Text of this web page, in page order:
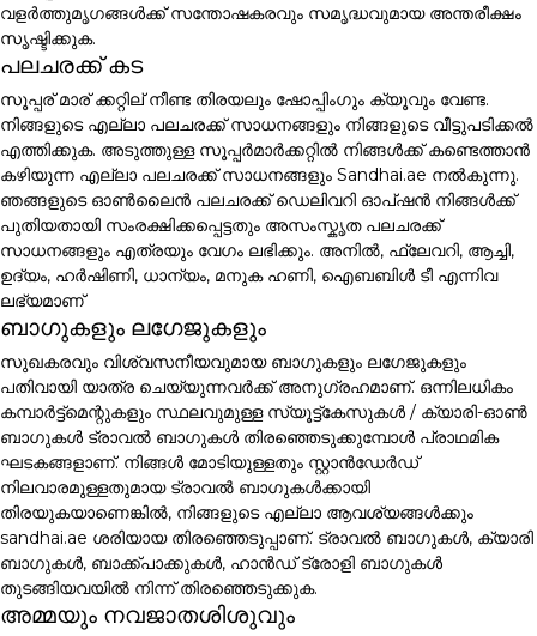
വളർത്തുമൃഗങ്ങൾക്ക് സന്തോഷകരവും സമൃദ്ധവുമായ അന്തരീക്ഷം
സൃഷ്ടിക്കുക.
പലചരക്ക് കട
സൂപ്പര് മാര് ക്കറ്റില് നീണ്ട തിരയലും ഷോപ്പിംഗും ക്യൂവും വേണ്ട.
നിങ്ങളുടെ എല്ലാ പലചരക്ക് സാധനങ്ങളും നിങ്ങളുടെ വീട്ടുപടിക്കൽ
എത്തിക്കുക. അടുത്തുള്ള സൂപ്പർമാർക്കറ്റിൽ നിങ്ങൾക്ക് കണ്ടെത്താൻ
കഴിയുന്ന എല്ലാ പലചരക്ക് സാധനങ്ങളും Sandhai.ae നൽകുന്നു.
ഞങ്ങളുടെ ഓൺലൈൻ പലചരക്ക് ഡെലിവറി ഓപ്ഷൻ നിങ്ങൾക്ക്
പുതിയതായി സംരക്ഷിക്കപ്പെട്ടതും അസംസ്കൃത പലചരക്ക്
സാധനങ്ങളും എത്രയും വേഗം ലഭിക്കും. അനിൽ, ഫ്ലേവറി, ആച്ചി,
ഉദ്യം, ഹർഷിണി, ധാന്യം, മനുക ഹണി, ഐബബിൾ ടീ എന്നിവ
ലഭ്യമാണ്
ബാഗുകളും ലഗേജുകളും
സുഖകരവും വിശ്വസനീയവുമായ ബാഗുകളും ലഗേജുകളും
പതിവായി യാത്ര ചെയ്യുന്നവർക്ക് അനുഗ്രഹമാണ്. ഒന്നിലധികം
കമ്പാർട്ട്മെന്റുകളും സ്ഥലവുമുള്ള സ്യൂട്ട്കേസുകൾ / ക്യാരി-ഓൺ
ബാഗുകൾ ട്രാവൽ ബാഗുകൾ തിരഞ്ഞെടുക്കുമ്പോൾ പ്രാഥമിക
ഘടകങ്ങളാണ്. നിങ്ങൾ മോടിയുള്ളതും സ്റ്റാൻഡേർഡ്
നിലവാരമുള്ളതുമായ ട്രാവൽ ബാഗുകൾക്കായി
തിരയുകയാണെങ്കിൽ, നിങ്ങളുടെ എല്ലാ ആവശ്യങ്ങൾക്കും
sandhai.ae ശരിയായ തിരഞ്ഞെടുപ്പാണ്. ട്രാവൽ ബാഗുകൾ, ക്യാരി
ബാഗുകൾ, ബാക്ക്പാക്കുകൾ, ഹാൻഡ് ട്രോളി ബാഗുകൾ
തുടങ്ങിയവയിൽ നിന്ന് തിരഞ്ഞെടുക്കുക.
അമ്മയും നവജാതശിശുവും